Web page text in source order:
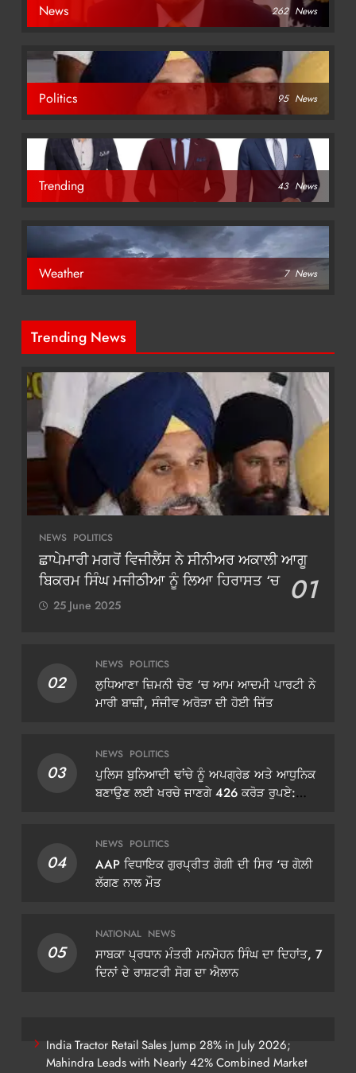
News 262 News
Politics 95 News
Trending 43 News
Weather 7 News
Trending News
NEWS POLITICS
ਛਾਪੇਮਾਰੀ ਮਗਰੋਂ ਵਿਜੀਲੈਂਸ ਨੇ ਸੀਨੀਅਰ ਅਕਾਲੀ ਆਗੂ
ਬਿਕਰਮ ਸਿੰਘ ਮਜੀਠੀਆ ਨੂੰ ਲਿਆ ਹਿਰਾਸਤ ‘ਚ 01
25 June 2025
02
NEWS POLITICS
ਲੁਧਿਆਣਾ ਜ਼ਿਮਨੀ ਚੋਣ ‘ਚ ਆਮ ਆਦਮੀ ਪਾਰਟੀ ਨੇ
ਮਾਰੀ ਬਾਜ਼ੀ, ਸੰਜੀਵ ਅਰੋੜਾ ਦੀ ਹੋਈ ਜਿੱਤ
03
NEWS POLITICS
ਪੁਲਿਸ ਬੁਨਿਆਦੀ ਢਾਂਚੇ ਨੂੰ ਅਪਗ੍ਰੇਡ ਅਤੇ ਆਧੁਨਿਕ
ਬਣਾਉਣ ਲਈ ਖਰਚੇ ਜਾਣਗੇ 426 ਕਰੋੜ ਰੁਪਏ:
04
NEWS POLITICS
AAP ਵਿਧਾਇਕ ਗੁਰਪ੍ਰੀਤ ਗੋਗੀ ਦੀ ਸਿਰ ‘ਚ ਗੋਲ਼ੀ
ਲੱਗਣ ਨਾਲ ਮੌਤ
05
NATIONAL NEWS
ਸਾਬਕਾ ਪ੍ਰਧਾਨ ਮੰਤਰੀ ਮਨਮੋਹਨ ਸਿੰਘ ਦਾ ਦਿਹਾਂਤ, 7
ਦਿਨਾਂ ਦੇ ਰਾਸ਼ਟਰੀ ਸੋਗ ਦਾ ਐਲਾਨ
India Tractor Retail Sales Jump 28% in July 2026;
Mahindra Leads with Nearly 42% Combined Market